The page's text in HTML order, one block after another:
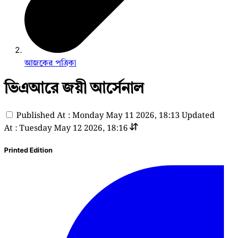
আজকের পত্রিকা
ভিএআরে জয়ী আর্সেনাল
Published At : Monday May 11 2026, 18:13 Updated
At : Tuesday May 12 2026, 18:16
Printed Edition